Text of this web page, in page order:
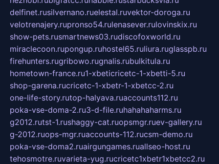
delfinet.rusilvernano.ruelestal.ruvektor-doroga.ru
velotrenajery.rupronso54.rulenasever.rulovinskix.ru
show-pets.rusmartnews03.rudiscofoxworld.ru
miraclecoon.rupongup.ruhostel65.ruliura.ruglasspb.ru
firehunters.rugribowo.rugnalis.rubulkitula.ru
hometown-france.ru1-xbeticricetc-1-xbetti-5.ru
shop-garena.rucricetc-1-xbetr-1-xbetcc-2.ru
one-life-story.rutop-halyava.ruaccounts112.ru
poka-vse-doma-2.ru3-d-file.ruhahahaharms.ru
g2012.rutst-1.rushaggy-cat.ruopsmgr.ruev-gallery.ru
g-2012.ruops-mgr.ruaccounts-112.rucsm-demo.ru
poka-vse-doma2.ruairgungames.ruallseo-host.ru
tehosmotre.ruvarieta-yug.rucricetc1xbetr1xbetcc2.ru